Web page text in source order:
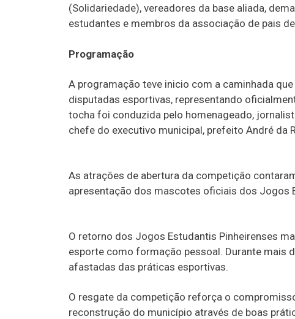
(Solidariedade), vereadores da base aliada,
estudantes e membros da associação de pais
Programação
A programação teve inicio com a caminhada
disputadas esportivas, representando
tocha foi conduzida pelo homenageado,
chefe do executivo municipal, prefeito André da
As atrações de abertura da competição
apresentação dos mascotes oficiais dos Jogos
O retorno dos Jogos Estudantis Pinheirenses
esporte como formação pessoal. Durante mais
afastadas das práticas esportivas.
O resgate da competição reforça o
reconstrução do município através de boas